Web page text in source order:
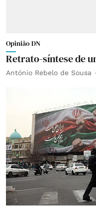
Opinião DN
Retrato-síntese de
António Rebelo de Sousa